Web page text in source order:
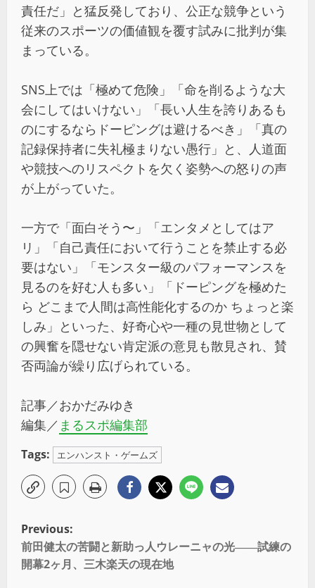
責任だ」と猛反発しており、公正な競争という
従来のスポーツの価値観を覆す試みに批判が集
まっている。
SNS上では「極めて危険」「命を削るような大
会にしてはいけない」「長い人生を誇りあるも
のにするならドーピングは避けるべき」「真の
記録保持者に失礼極まりない愚行」と、人道面
や競技へのリスペクトを欠く姿勢への怒りの声
が上がっていた。
一方で「面白そう〜」「エンタメとしてはア
リ」「自己責任において行うことを禁止する必
要はない」「モンスター級のパフォーマンスを
見るのを好む人も多い」「ドーピングを極めた
ら どこまで人間は高性能化するのか ちょっと楽
しみ」といった、好奇心や一種の見世物として
の興奮を隠せない肯定派の意見も散見され、賛
否両論が繰り広げられている。
記事／おかだみゆき
編集／ まるスポ編集部
Tags: エンハンスト・ゲームズ
Previous:
前田健太の苦闘と新助っ人ウレーニャの光――試練の
開幕2ヶ月、三木楽天の現在地